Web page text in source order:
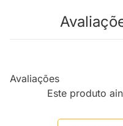
Avaliações
Este produto